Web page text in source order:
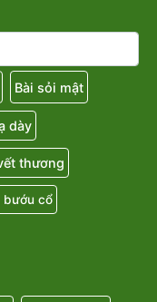
Bài sỏi mật
dày
thương
bướu cổ